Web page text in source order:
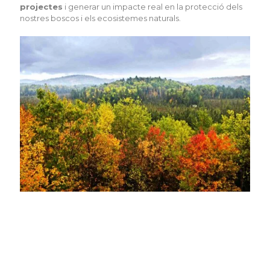
projectes i generar un impacte real en la protecció dels
nostres boscos i els ecosistemes naturals.